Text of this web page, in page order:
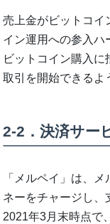
売上金がビットコイ
イン運用への参入ハ
ビットコイン購入
取引を開始できるよ
2‐2．決済サー
「メルペイ」は、
ネーをチャージし、
2021年3月末時点で